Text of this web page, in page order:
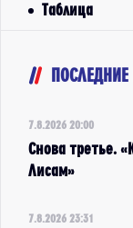
Таблица
7.8.2026 20:00
Снова третье.
Лисам»
7.8.2026 23:31